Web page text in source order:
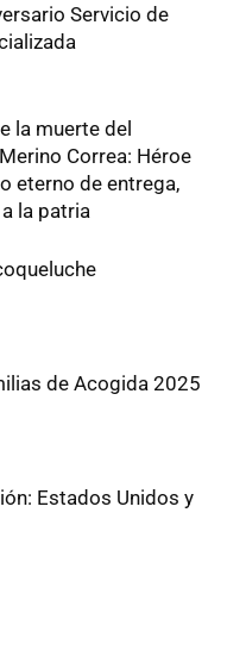
Servicio de
la muerte del
Correa: Héroe
eterno de entrega,
la patria
de Acogida 2025
Estados Unidos y